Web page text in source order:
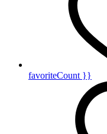
favoriteCount }}